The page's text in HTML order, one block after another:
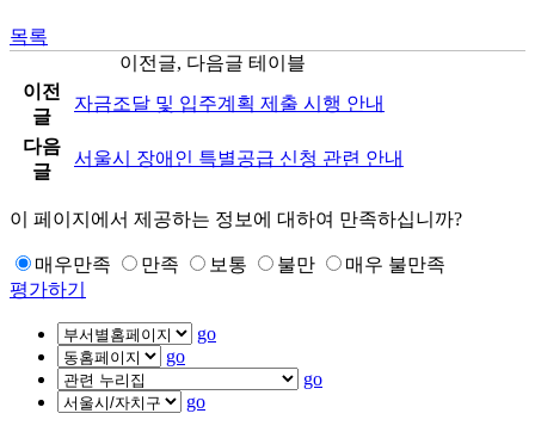
목록
이전글, 다음글 테이블
이전
글
자금조달 및 입주계획 제출 시행 안내
다음
글
서울시 장애인 특별공급 신청 관련 안내
이 페이지에서 제공하는 정보에 대하여 만족하십니까?
매우만족 만족 보통 불만
매우 불만족
평가하기
go
go
go
go